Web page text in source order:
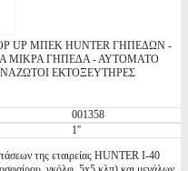
UP ΜΠΕΚ HUNTER ΓΗΠΕΔΩΝ -
ΜΙΚΡΑ ΓΗΠΕΔΑ - ΑΥΤΟΜΑΤΟ
ΕΚΤΟΞΕΥΤΗΡΕΣ
001358
1''
της εταιρείας HUNTER I-40